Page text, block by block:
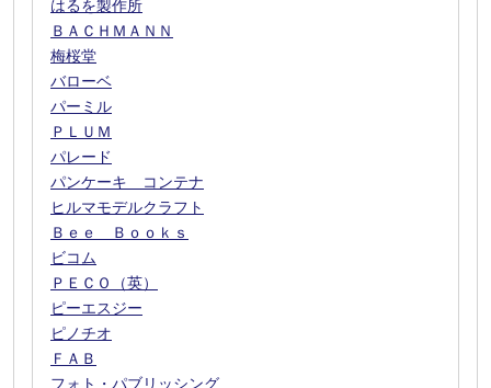
はるを製作所
ＢＡＣＨＭＡＮＮ
梅桜堂
バローベ
パーミル
ＰＬＵＭ
パレード
パンケーキ コンテナ
ヒルマモデルクラフト
Ｂｅｅ Ｂｏｏｋｓ
ビコム
ＰＥＣＯ（英）
ピーエスジー
ピノチオ
ＦＡＢ
フォト・パブリッシング